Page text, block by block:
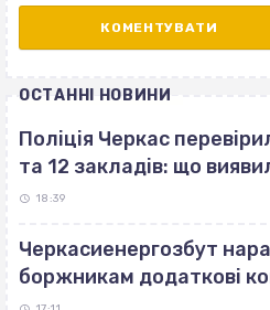
ОСТАННІ НОВИНИ
Поліція Черкас
та 12 закладів: що
18:39
Черкасиенергозбут
боржникам додаткові